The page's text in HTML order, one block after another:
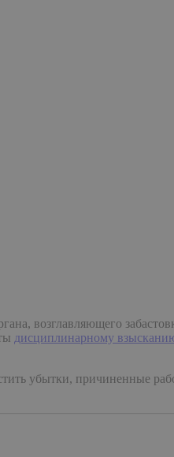
возглавляющего
дисциплинарному
убытки, причиненные